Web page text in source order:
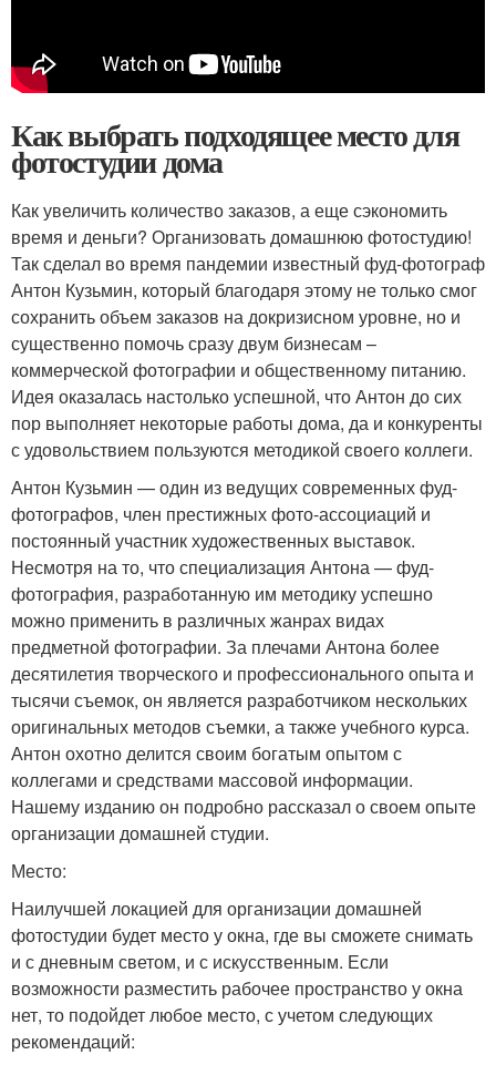
Как выбрать подходящее место для
фотостудии дома
Как увеличить количество заказов, а еще сэкономить
время и деньги? Организовать домашнюю фотостудию!
Так сделал во время пандемии известный фуд-фотограф
Антон Кузьмин, который благодаря этому не только смог
сохранить объем заказов на докризисном уровне, но и
существенно помочь сразу двум бизнесам –
коммерческой фотографии и общественному питанию.
Идея оказалась настолько успешной, что Антон до сих
пор выполняет некоторые работы дома, да и конкуренты
с удовольствием пользуются методикой своего коллеги.
Антон Кузьмин — один из ведущих современных фуд-
фотографов, член престижных фото-ассоциаций и
постоянный участник художественных выставок.
Несмотря на то, что специализация Антона — фуд-
фотография, разработанную им методику успешно
можно применить в различных жанрах видах
предметной фотографии. За плечами Антона более
десятилетия творческого и профессионального опыта и
тысячи съемок, он является разработчиком нескольких
оригинальных методов съемки, а также учебного курса.
Антон охотно делится своим богатым опытом с
коллегами и средствами массовой информации.
Нашему изданию он подробно рассказал о своем опыте
организации домашней студии.
Место:
Наилучшей локацией для организации домашней
фотостудии будет место у окна, где вы сможете снимать
и с дневным светом, и с искусственным. Если
возможности разместить рабочее пространство у окна
нет, то подойдет любое место, с учетом следующих
рекомендаций: